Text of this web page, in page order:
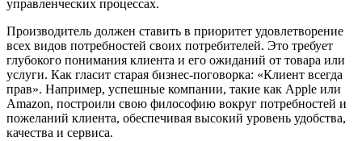
управленческих процессах.
Производитель должен ставить в приоритет удовлетворение
всех видов потребностей своих потребителей. Это требует
глубокого понимания клиента и его ожиданий от товара или
услуги. Как гласит старая бизнес-поговорка: «Клиент всегда
прав». Например, успешные компании, такие как Apple или
Amazon, построили свою философию вокруг потребностей и
пожеланий клиента, обеспечивая высокий уровень удобства,
качества и сервиса.